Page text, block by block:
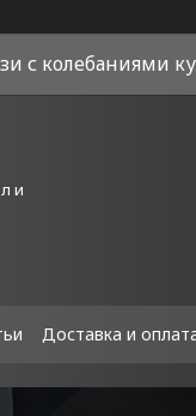
с колебаниями
и
Доставка и